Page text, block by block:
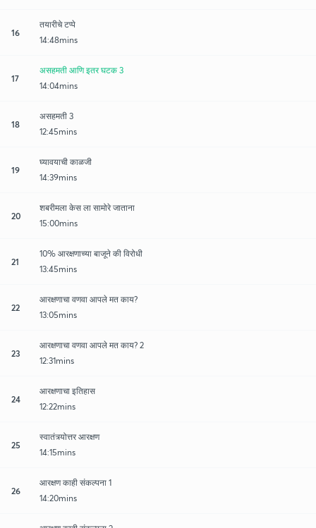
16
तयारीचे टप्पे
14:48mins
17
असहमती आणि इतर घटक 3
14:04mins
18
असहमती 3
12:45mins
19
घ्यावयाची काळजी
14:39mins
20
शबरीमला केस ला सामोरे जाताना
15:00mins
21
10% आरक्षणाच्या बाजूने की विरोधी
13:45mins
22
आरक्षणाचा वणवा आपले मत काय?
13:05mins
23
आरक्षणाचा वणवा आपले मत काय? 2
12:31mins
24
आरक्षणाचा इतिहास
12:22mins
25
स्वातंत्र्योत्तर आरक्षण
14:15mins
26
आरक्षण काही संकल्पना 1
14:20mins